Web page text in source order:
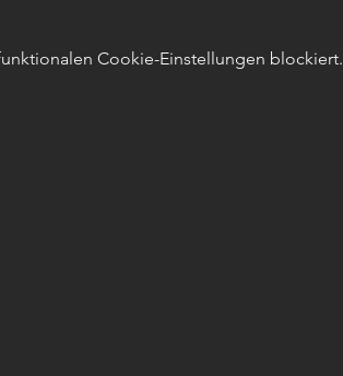
Cookie-Einstellungen blockiert.